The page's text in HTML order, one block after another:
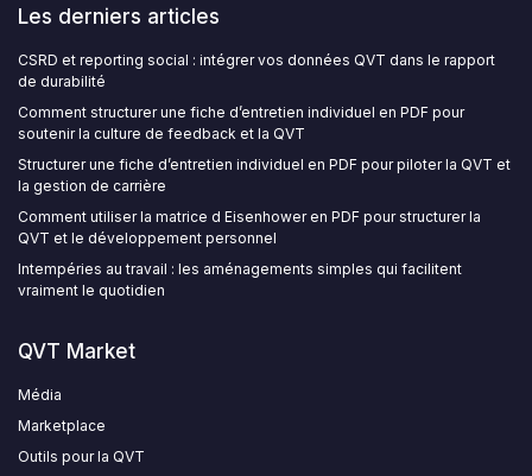
Les derniers articles
CSRD et reporting social : intégrer vos données QVT dans le rapport
de durabilité
Comment structurer une fiche d’entretien individuel en PDF pour
soutenir la culture de feedback et la QVT
Structurer une fiche d’entretien individuel en PDF pour piloter la QVT et
la gestion de carrière
Comment utiliser la matrice d Eisenhower en PDF pour structurer la
QVT et le développement personnel
Intempéries au travail : les aménagements simples qui facilitent
vraiment le quotidien
QVT Market
Média
Marketplace
Outils pour la QVT